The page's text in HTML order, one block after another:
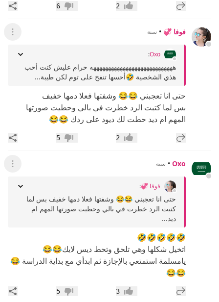
إضافة رد جديد إعجاب2 عدم إعجاب
6
فوفا 💞 • سنة عرض
Oxo
:
ههههههههههههههههههههههههههههه حرام عليش كنت أحب
هذي الشخصية 🤣أحسها تنفخ على توم لكن طيبة...
حتى انا تعجبني 😂😂 وشفتها فعلا دمها خفيف
بس لما كتبت الرد خطرت في بالي وحطيت صورتها
المهم ام ديد حطت لك ديود على ردك 😂😂
إضافة رد جديد إعجاب2 عدم إعجاب
5
Oxo
• سنة عرض
فوفا 💞:
حتى انا تعجبني 😂😂 وشفتها فعلا دمها خفيف بس لما
كتبت الرد خطرت في بالي وحطيت صورتها المهم ام
ديد...
🤣🤣🤣🤣🤣
اتخيل شكلها وهي تلحق وتحط ديس لايك😂😂
يامسلمة استمتعي بالإجازة ثم ابدأي مع بداية الدراسة 😂
😂😂
إضافة رد جديد إعجاب3 عدم إعجاب
5